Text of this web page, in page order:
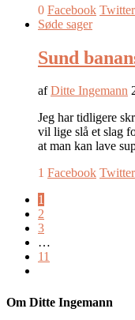
0 Facebook Twitter
Søde sager
Sund
afDitte Ingemann
Jeg har tidligere
vil lige slå et slag
at man kan lave
1 Facebook Twitter
1
2
3
…
11
Om Ditte Ingemann